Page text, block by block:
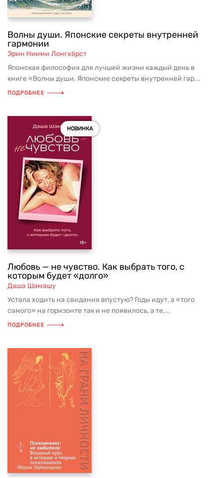
Волны души. Японские секреты внутренней
гармонии
Эрин Ниими Лонгхёрст
Японская философия для лучшей жизни каждый день в
книге «Волны души. Японские секреты внутренней гар...
ПОДРОБНЕЕ
НОВИНКА
Любовь — не чувство. Как выбрать того, с
которым будет «долго»
Даша Шамашу
Устала ходить на свидания впустую? Годы идут, а «того
самого» на горизонте так и не появилось, а те,...
ПОДРОБНЕЕ